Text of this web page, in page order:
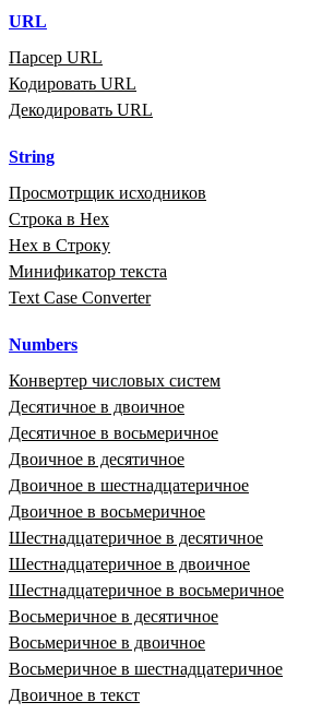
URL
Парсер URL
Кодировать URL
Декодировать URL
String
Просмотрщик исходников
Строка в Hex
Hex в Строку
Минификатор текста
Text Case Converter
Numbers
Конвертер числовых систем
Десятичное в двоичное
Десятичное в восьмеричное
Двоичное в десятичное
Двоичное в шестнадцатеричное
Двоичное в восьмеричное
Шестнадцатеричное в десятичное
Шестнадцатеричное в двоичное
Шестнадцатеричное в восьмеричное
Восьмеричное в десятичное
Восьмеричное в двоичное
Восьмеричное в шестнадцатеричное
Двоичное в текст